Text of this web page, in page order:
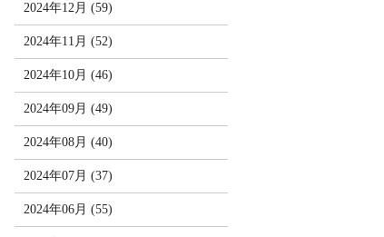
2024年12月 (59)
2024年11月 (52)
2024年10月 (46)
2024年09月 (49)
2024年08月 (40)
2024年07月 (37)
2024年06月 (55)